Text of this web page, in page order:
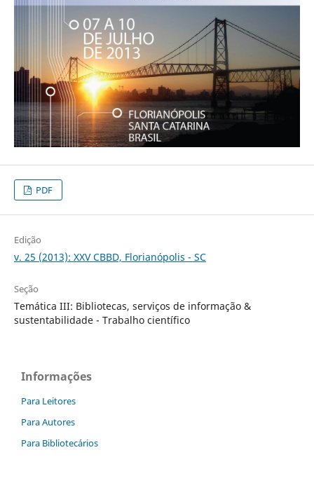
PDF
Edição
v. 25 (2013): XXV CBBD, Florianópolis - SC
Seção
Temática III: Bibliotecas, serviços de informação &
sustentabilidade - Trabalho científico
Informações
Para Leitores
Para Autores
Para Bibliotecários